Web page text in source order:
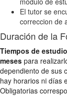
El tutor se
correccion de
Duración de la
Tiempos de
meses para
dependiento de sus
hay horarios ni días
Obligatorias